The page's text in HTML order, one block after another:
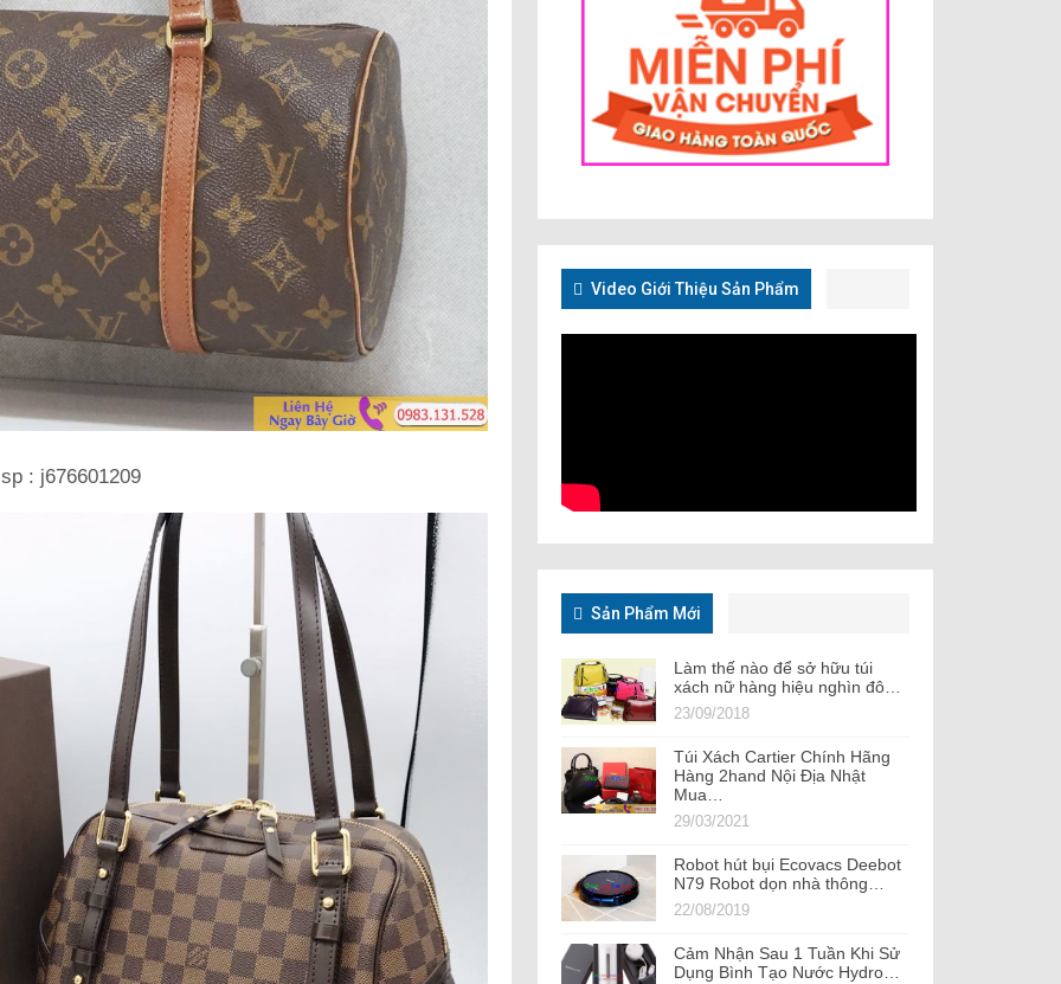
: j676601209
Video Giới Thiệu Sản Phẩm
Sản Phẩm Mới
Làm thế nào để sở hữu túi
xách nữ hàng hiệu nghìn đô…
23/09/2018
Túi Xách Cartier Chính Hãng
Hàng 2hand Nội Địa Nhật
Mua…
29/03/2021
Robot hút bụi Ecovacs Deebot
N79 Robot dọn nhà thông…
22/08/2019
Cảm Nhận Sau 1 Tuần Khi Sử
Dụng Bình Tạo Nước Hydro…